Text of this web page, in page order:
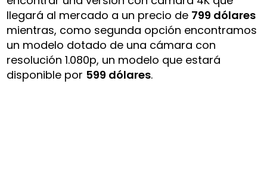
llegará al mercado a un precio de 799 dólares
mientras, como segunda opción encontramos
un modelo dotado de una cámara con
resolución 1.080p, un modelo que estará
disponible por 599 dólares.